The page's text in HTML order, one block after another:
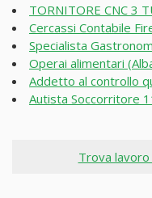
TORNITORE CNC 3
Cercassi Contabile
Specialista
Operai alimentari
Addetto al controllo
Autista Soccorritore
Trova